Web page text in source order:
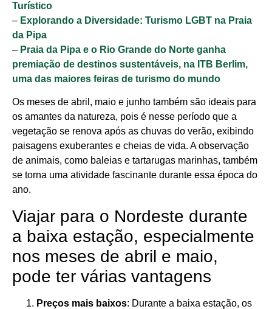
Turístico
– Explorando a Diversidade: Turismo LGBT na Praia
da Pipa
– Praia da Pipa e o Rio Grande do Norte ganha
premiação de destinos sustentáveis, na ITB Berlim,
uma das maiores feiras de turismo do mundo
Os meses de abril, maio e junho também são ideais para
os amantes da natureza, pois é nesse período que a
vegetação se renova após as chuvas do verão, exibindo
paisagens exuberantes e cheias de vida. A observação
de animais, como baleias e tartarugas marinhas, também
se torna uma atividade fascinante durante essa época do
ano.
Viajar para o Nordeste durante
a baixa estação, especialmente
nos meses de abril e maio,
pode ter várias vantagens
Preços mais baixos: Durante a baixa estação, os